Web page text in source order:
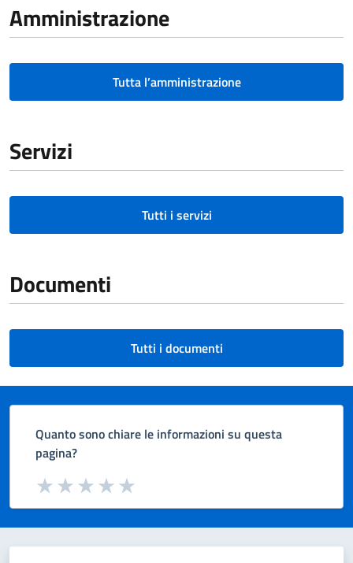
Amministrazione
Tutta l’amministrazione
Servizi
Tutti i servizi
Documenti
Tutti i documenti
Quanto sono chiare le informazioni su questa
pagina?
Valuta da 1 a 5 stelle la pagina
Valuta 5 stelle su 5
Valuta 4 stelle su 5
Valuta 3 stelle su 5
Valuta 2 stelle su 5
Valuta 1 stelle su 5